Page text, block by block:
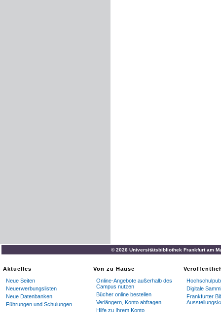
© 2026 Universitätsbibliothek Frankfurt am
Aktuelles
Neue Seiten
Neuerwerbungslisten
Neue Datenbanken
Führungen und Schulungen
Von zu Hause
Online-Angebote außerhalb des
Campus nutzen
Bücher online bestellen
Verlängern, Konto abfragen
Hilfe zu Ihrem Konto
Digitale
Frankfurter